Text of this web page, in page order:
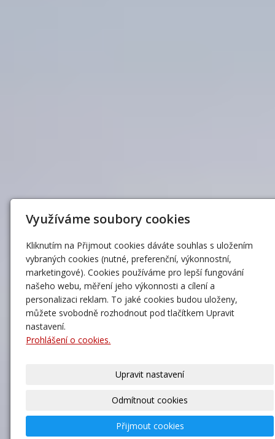
Využíváme soubory cookies
Kliknutím na Přijmout cookies dáváte souhlas s uložením
vybraných cookies (nutné, preferenční, výkonnostní,
marketingové). Cookies používáme pro lepší fungování
našeho webu, měření jeho výkonnosti a cílení a
personalizaci reklam. To jaké cookies budou uloženy,
můžete svobodně rozhodnout pod tlačítkem Upravit
nastavení.
Prohlášení o cookies.
Upravit nastavení
Odmítnout cookies
Přijmout cookies